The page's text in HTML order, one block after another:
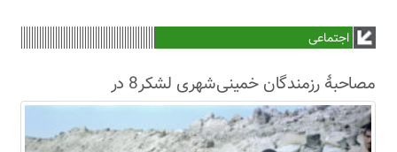
اجتماعی
مصاحبۀ رزمندگان خمینی‌شهری لشکر8 در
سال63+فیلم